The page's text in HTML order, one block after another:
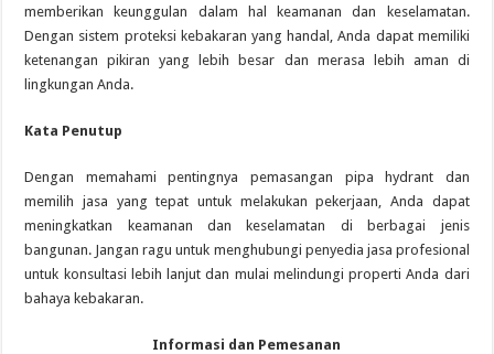
memberikan keunggulan dalam hal keamanan dan keselamatan.
Dengan sistem proteksi kebakaran yang handal, Anda dapat memiliki
ketenangan pikiran yang lebih besar dan merasa lebih aman di
lingkungan Anda.
Kata Penutup
Dengan memahami pentingnya pemasangan pipa hydrant dan
memilih jasa yang tepat untuk melakukan pekerjaan, Anda dapat
meningkatkan keamanan dan keselamatan di berbagai jenis
bangunan. Jangan ragu untuk menghubungi penyedia jasa profesional
untuk konsultasi lebih lanjut dan mulai melindungi properti Anda dari
bahaya kebakaran.
Informasi dan Pemesanan